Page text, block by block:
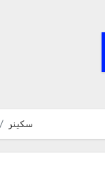
سکینر